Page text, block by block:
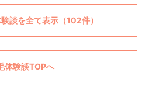
談を全て表示（102件）
体験談TOPへ